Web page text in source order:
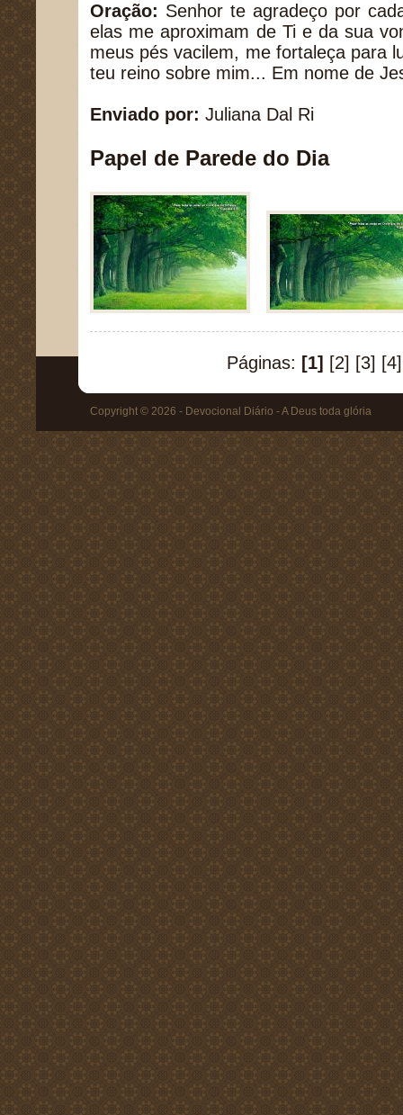
Oração: Senhor te agradeço por
elas me aproximam de Ti e da sua
meus pés vacilem, me fortaleça para
teu reino sobre mim... Em nome de
Enviado por: Juliana Dal Ri
Papel de Parede do Dia
Páginas: [1] [2] [3] [4]
Copyright © 2026 - Devocional Diário - A Deus toda glória